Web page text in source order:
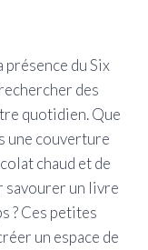
présence du Six
des
quotidien. Que
une couverture
chaud et de
un livre
? Ces petites
un espace de